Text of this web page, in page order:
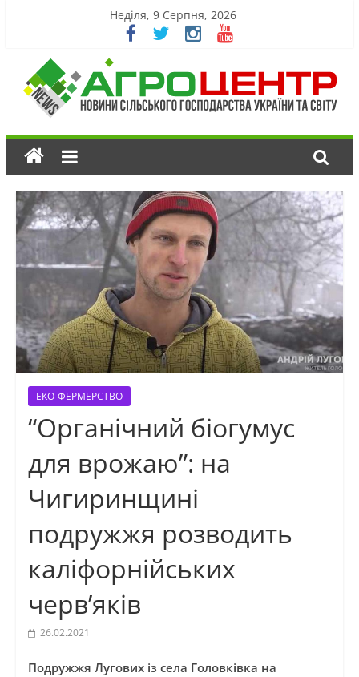
Неділя, 9 Серпня, 2026
ЕКО-ФЕРМЕРСТВО
“Органічний біогумус
для врожаю”: на
Чигиринщині
подружжя розводить
каліфорнійських
черв’яків
26.02.2021
Подружжя Лугових із села Головківка на